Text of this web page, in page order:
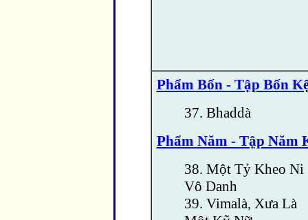
Phẩm Bốn - Tập Bốn
37. Bhaddà
Phẩm Năm - Tập Năm
38. Một Tỷ Kheo Ni
Vô Danh
39. Vimalà, Xưa Là